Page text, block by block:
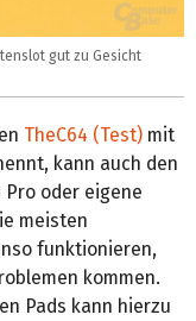
gut zu Gesicht
TheC64 (Test) mit
kann auch den
oder eigene
meisten
funktionieren,
kommen.
Pads kann hierzu